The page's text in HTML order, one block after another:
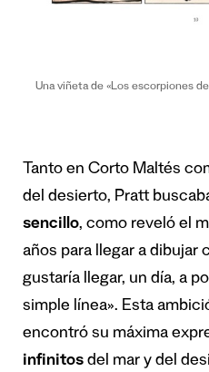
Una viñeta de «Los escorpiones
Tanto en Corto Maltés
del desierto, Pratt
sencillo, como reveló el
años para llegar a dibujar
gustaría llegar, un día, a
simple línea». Esta
encontró su máxima
infinitos del mar y del